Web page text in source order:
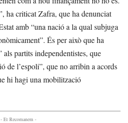
ha criticat Zafra, que ha denunciat
amb “una nació a la qual subjuga
És per això que ha
als partits independentistes, que
de l’espoli”, que no arribin a acords
hi hagi una mobilització
- Et Recomanem -